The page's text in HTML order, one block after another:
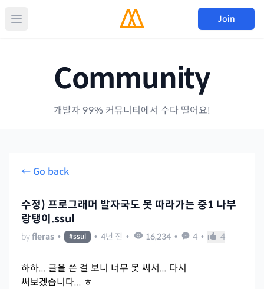
Join
Community
개발자 99% 커뮤니티에서 수다 떨어요!
← Go back
수정) 프로그래머 발자국도 못 따라가는 중1 나부
랑탱이.ssul
byfleras • #ssul • 4년 전 • 16,234 • 4 • 4
하하... 글을 쓴 걸 보니 너무 못 써서... 다시
써보겠습니다... ㅎ